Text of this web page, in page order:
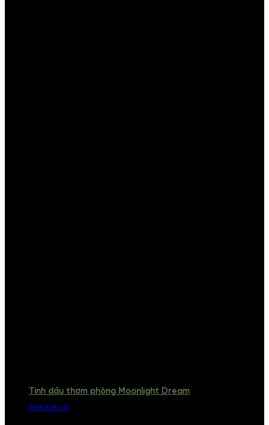
Tinh dầu thơm phòng Moonlight Dream
xem tất cả